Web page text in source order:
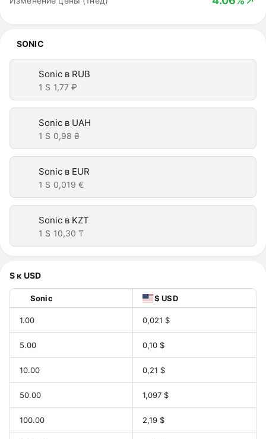
SONIC
Sonic в RUB
1 S 1,77 ₽
Sonic в UAH
1 S 0,98 ₴
Sonic в EUR
1 S 0,019 €
Sonic в KZT
1 S 10,30 ₸
S к USD
Sonic $ USD
1.00 0,021 $
5.00 0,10 $
10.00 0,21 $
50.00 1,097 $
100.00 2,19 $